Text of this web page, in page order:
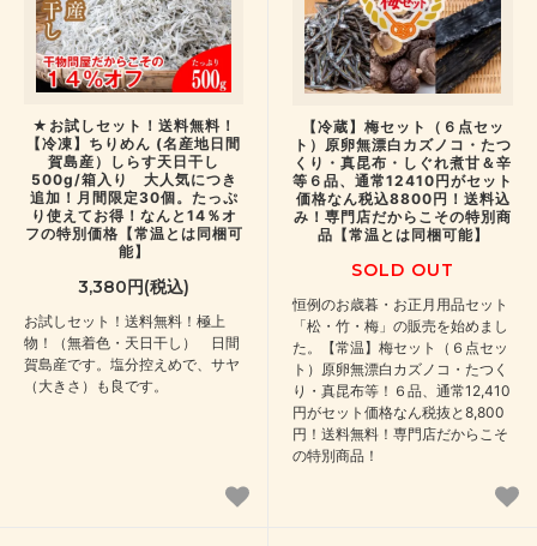
★お試しセット！送料無料！
【冷凍】ちりめん (名産地日間
賀島産）しらす天日干し
500g/箱入り 大人気につき
追加！月間限定30個。たっぷ
り使えてお得！なんと14％オ
フの特別価格【常温とは同梱可
能】
3,380円(税込)
お試しセット！送料無料！極上
物！（無着色・天日干し） 日間
賀島産です。塩分控えめで、サヤ
（大きさ）も良です。
【冷蔵】梅セット（６点セッ
ト）原卵無漂白カズノコ・たつ
くり・真昆布・しぐれ煮甘＆辛
等６品、通常12410円がセット
価格なん税込8800円！送料込
み！専門店だからこその特別商
品【常温とは同梱可能】
SOLD OUT
恒例のお歳暮・お正月用品セット
「松・竹・梅」の販売を始めまし
た。【常温】梅セット（６点セッ
ト）原卵無漂白カズノコ・たつく
り・真昆布等！６品、通常12,410
円がセット価格なん税抜と8,800
円！送料無料！専門店だからこそ
の特別商品！